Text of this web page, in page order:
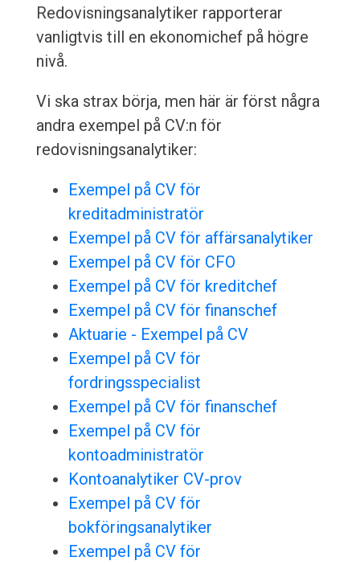
Redovisningsanalytiker rapporterar
vanligtvis till en ekonomichef på högre
nivå.
Vi ska strax börja, men här är först några
andra exempel på CV:n för
redovisningsanalytiker:
Exempel på CV för
kreditadministratör
Exempel på CV för affärsanalytiker
Exempel på CV för CFO
Exempel på CV för kreditchef
Exempel på CV för finanschef
Aktuarie - Exempel på CV
Exempel på CV för
fordringsspecialist
Exempel på CV för finanschef
Exempel på CV för
kontoadministratör
Kontoanalytiker CV-prov
Exempel på CV för
bokföringsanalytiker
Exempel på CV för